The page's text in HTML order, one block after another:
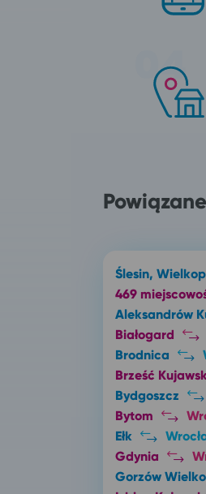
Ślesin,
469
Aleksandrów
Białogard
Brodnica
Brześć
Bydgoszcz
Bytom
Ełk
Gdynia
Gorzów